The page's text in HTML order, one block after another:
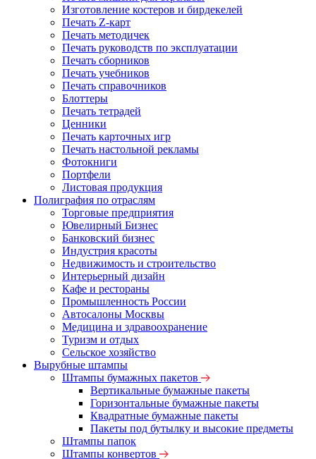
Изготовление костеров и бирдекелей
Печать Z-карт
Печать методичек
Печать руководств по эксплуатации
Печать сборников
Печать учебников
Печать справочников
Блоттеры
Печать тетрадей
Ценники
Печать карточных игр
Печать настольной рекламы
Фотокниги
Портфели
Листовая продукция
Полиграфия по отраслям
Торговые предприятия
Ювелирный Бизнес
Банковский бизнес
Индустрия красоты
Недвижимость и строительство
Интерьерный дизайн
Кафе и рестораны
Промышленность России
Автосалоны Москвы
Медицина и здравоохранение
Туризм и отдых
Сельское хозяйство
Вырубные штампы
Штампы бумажных пакетов
Вертикальные бумажные пакеты
Горизонтальные бумажные пакеты
Квадратные бумажные пакеты
Пакеты под бутылку и высокие предметы
Штампы папок
Штампы конвертов